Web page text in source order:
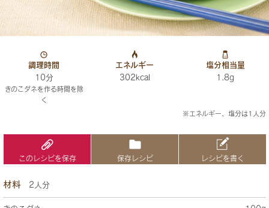
調理時間
10分
きのこダネを作る時間を除
く
エネルギー
302kcal
塩分相当量
1.8g
※エネルギー、塩分は1人分
このレシピを保存 保存レシピ レシピを書く
材料 2人分